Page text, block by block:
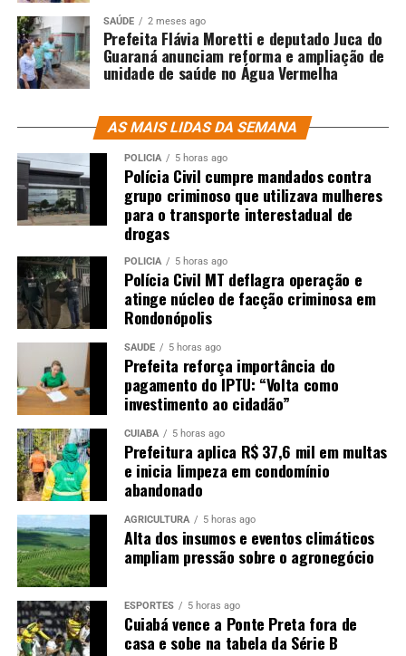
SAÚDE 2 meses ago
Prefeita Flávia Moretti e deputado Juca do
Guaraná anunciam reforma e ampliação de
unidade de saúde no Água Vermelha
AS MAIS LIDAS DA SEMANA
POLÍCIA 5 horas ago
Polícia Civil cumpre mandados contra
grupo criminoso que utilizava mulheres
para o transporte interestadual de
drogas
POLÍCIA 5 horas ago
Polícia Civil MT deflagra operação e
atinge núcleo de facção criminosa em
Rondonópolis
SAÚDE 5 horas ago
Prefeita reforça importância do
pagamento do IPTU: “Volta como
investimento ao cidadão”
CUIABÁ 5 horas ago
Prefeitura aplica R$ 37,6 mil em multas
e inicia limpeza em condomínio
abandonado
AGRICULTURA 5 horas ago
Alta dos insumos e eventos climáticos
ampliam pressão sobre o agronegócio
ESPORTES 5 horas ago
Cuiabá vence a Ponte Preta fora de
casa e sobe na tabela da Série B